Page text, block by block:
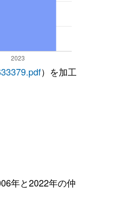
）を加工
年と2022年の仲